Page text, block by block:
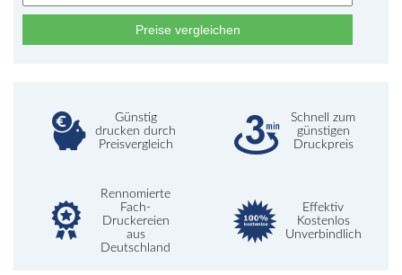
Preise vergleichen
Günstig
drucken durch
Preisvergleich
Schnell zum
günstigen
Druckpreis
Rennomierte
Fach-
Druckereien
aus
Deutschland
Effektiv
Kostenlos
Unverbindlich